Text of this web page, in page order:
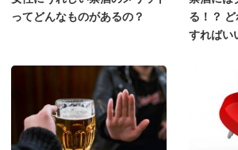
ってどんなものがあるの？
る！？
すればい